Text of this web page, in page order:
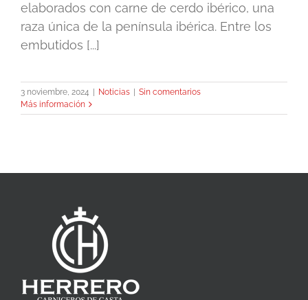
elaborados con carne de cerdo ibérico, una
raza única de la península ibérica. Entre los
embutidos [...]
3 noviembre, 2024 Noticias
Sin comentarios
Más información